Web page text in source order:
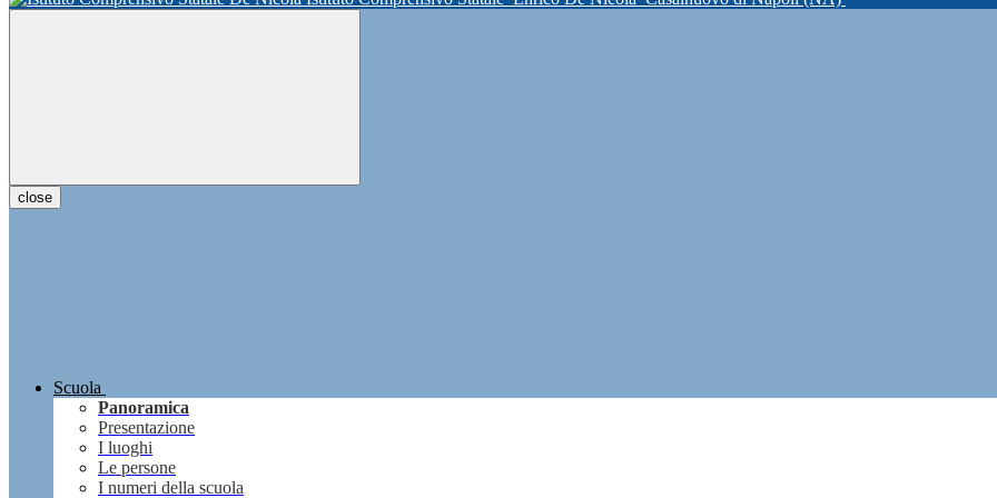
close
Scuola
Panoramica
Presentazione
I luoghi
Le persone
I numeri della scuola